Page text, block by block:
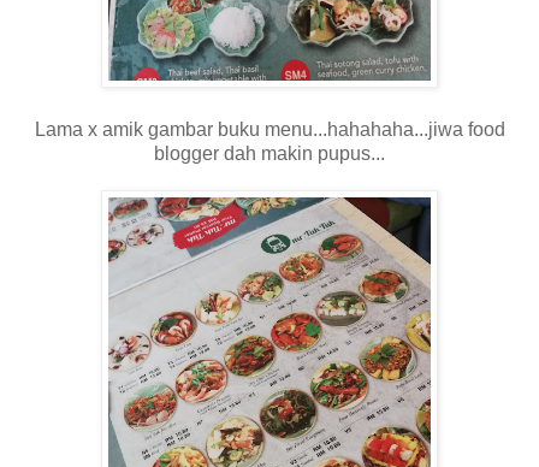
Lama x amik gambar buku menu...hahahaha...jiwa food
blogger dah makin pupus...